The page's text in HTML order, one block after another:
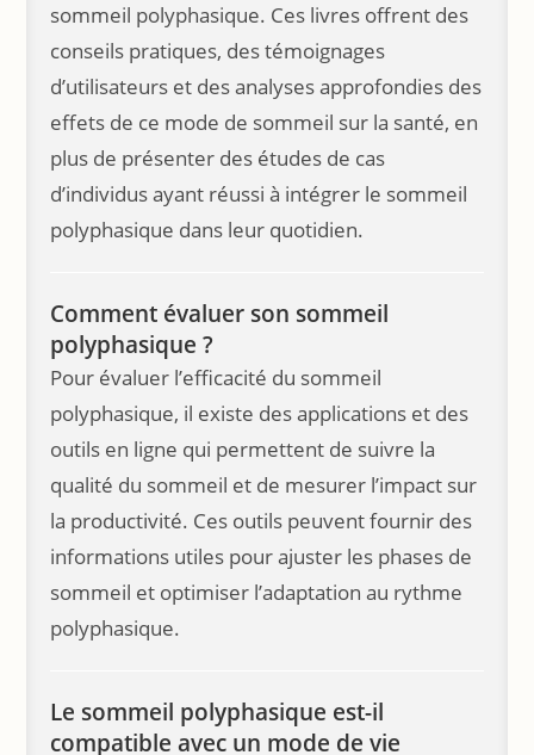
sommeil polyphasique. Ces livres offrent des
conseils pratiques, des témoignages
d’utilisateurs et des analyses approfondies des
effets de ce mode de sommeil sur la santé, en
plus de présenter des études de cas
d’individus ayant réussi à intégrer le sommeil
polyphasique dans leur quotidien.
Comment évaluer son sommeil
polyphasique ?
Pour évaluer l’efficacité du sommeil
polyphasique, il existe des applications et des
outils en ligne qui permettent de suivre la
qualité du sommeil et de mesurer l’impact sur
la productivité. Ces outils peuvent fournir des
informations utiles pour ajuster les phases de
sommeil et optimiser l’adaptation au rythme
polyphasique.
Le sommeil polyphasique est-il
compatible avec un mode de vie